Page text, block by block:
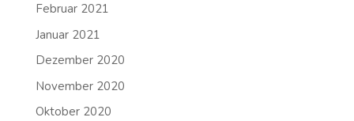
Februar 2021
Januar 2021
Dezember 2020
November 2020
Oktober 2020